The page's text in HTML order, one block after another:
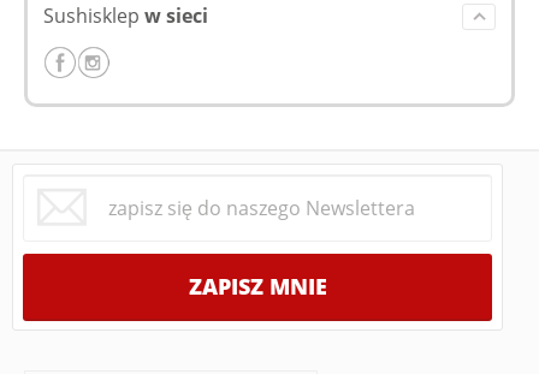
Sushisklep w sieci